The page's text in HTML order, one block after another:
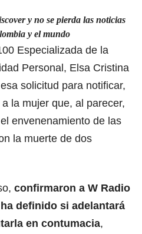
y no se pierda las noticias
y el mundo
Especializada de la
Personal, Elsa Cristina
solicitud para notificar,
la mujer que, al parecer,
envenenamiento de las
la muerte de dos
confirmaron a W Radio
definido si adelantará
en contumacia,